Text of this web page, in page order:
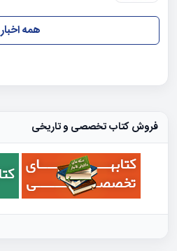
همه اخبار
فروش کتاب تخصصی و تاریخی